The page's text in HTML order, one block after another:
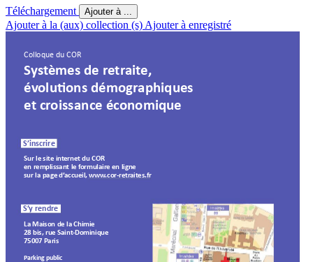
Téléchargement Ajouter à ...
Ajouter à la (aux) collection (s) Ajouter à enregistré
Colloque du COR
Systèmes de retraite,
évoluons démographiques
et croissance économique
Sur le site internet du COR
en remplissant le formulaire en ligne
sur la page d’accueil, www.cor-retraites.fr
La Maison de la Chimie
28 bis, rue Saint-Dominique
75007 Paris
Parking public
S’inscrire
S’y rendre